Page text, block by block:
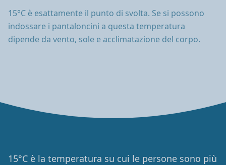
15°C è esattamente il punto di svolta. Se si possono
indossare i pantaloncini a questa temperatura
dipende da vento, sole e acclimatazione del corpo.
15°C è la temperatura su cui le persone sono più